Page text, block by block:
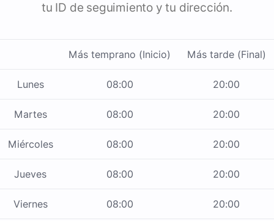
tu ID de seguimiento y tu dirección.
Más temprano (Inicio) Más tarde (Final)
Lunes 08:00 20:00
Martes 08:00 20:00
Miércoles 08:00 20:00
Jueves 08:00 20:00
Viernes 08:00 20:00